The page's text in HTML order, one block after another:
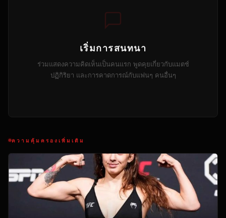
เริ่มการสนทนา
ร่วมแสดงความคิดเห็นเป็นคนแรก พูดคุยเกี่ยวกับแมตช์
ปฏิกิริยา และการคาดการณ์กับแฟนๆ คนอื่นๆ
ความคุ้มครองเพิ่มเติม